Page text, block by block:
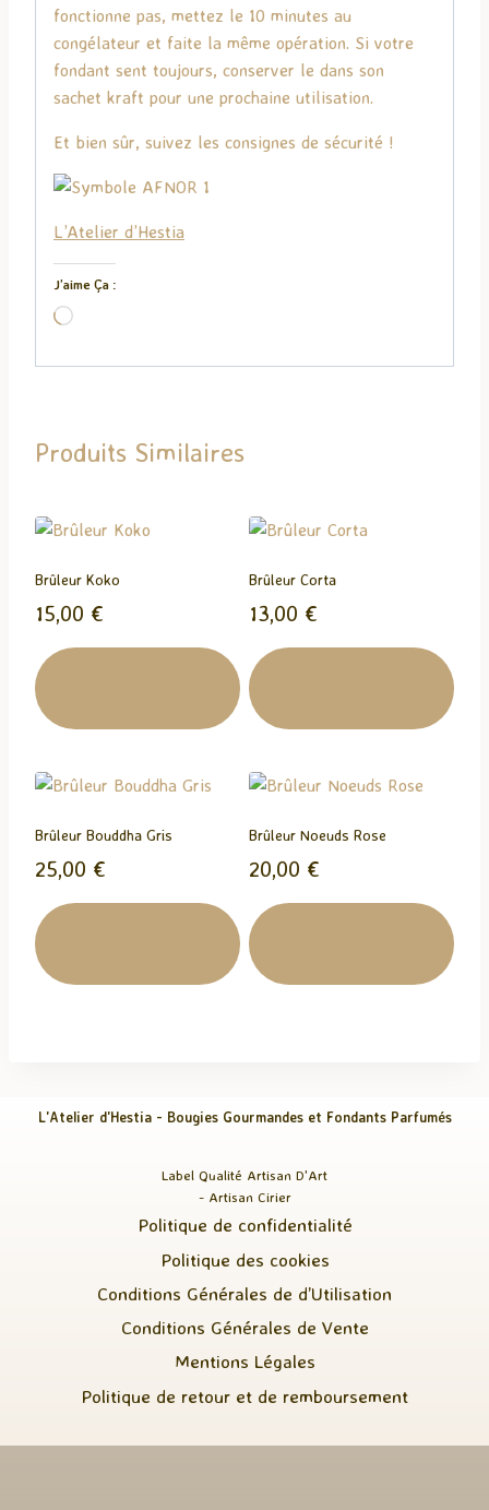
fonctionne pas, mettez le 10 minutes au
congélateur et faite la même opération. Si votre
fondant sent toujours, conserver le dans son
sachet kraft pour une prochaine utilisation.
Et bien sûr, suivez les consignes de sécurité !
L’Atelier d’Hestia
J’aime Ça :
C
a
e
n
…
Produits Similaires
Brûleur Koko
15,00 €
Brûleur Corta
13,00 €
Brûleur Bouddha Gris
25,00 €
Brûleur Noeuds Rose
20,00 €
L'Atelier d'Hestia - Bougies Gourmandes et Fondants Parfumés
Label Qualité Artisan D'Art
- Artisan Cirier
Politique de confidentialité
Politique des cookies
Conditions Générales de d’Utilisation
Conditions Générales de Vente
Mentions Légales
Politique de retour et de remboursement